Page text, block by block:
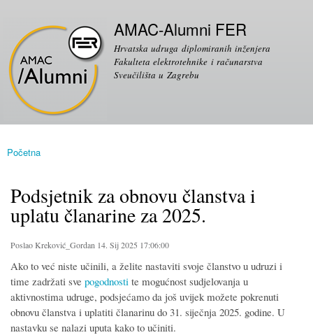
na
glavni
sadržaj
AMAC-Alumni FER
Hrvatska udruga diplomiranih inženjera
Fakulteta elektrotehnike i računarstva
Sveučilišta u Zagrebu
Vi ste ovdje
Početna
Podsjetnik za obnovu članstva i
uplatu članarine za 2025.
PoslaoKreković_Gordan 14. Sij 2025 17:06:00
Ako to već niste učinili, a želite nastaviti svoje članstvo u udruzi i
time zadržati sve pogodnosti te mogućnost sudjelovanja u
aktivnostima udruge, podsjećamo da još uvijek možete pokrenuti
obnovu članstva i uplatiti članarinu do 31. siječnja 2025. godine. U
nastavku se nalazi uputa kako to učiniti.